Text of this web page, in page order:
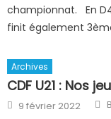
championnat. En
finit également
Archives
CDF U21 : Nos
Posted
on
9 février 2022